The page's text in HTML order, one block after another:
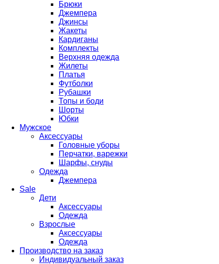
Брюки
Джемпера
Джинсы
Жакеты
Кардиганы
Комплекты
Верхняя одежда
Жилеты
Платья
Футболки
Рубашки
Топы и боди
Шорты
Юбки
Мужское
Аксессуары
Головные уборы
Перчатки, варежки
Шарфы, снуды
Одежда
Джемпера
Sale
Дети
Аксессуары
Одежда
Взрослые
Аксессуары
Одежда
Производство на заказ
Индивидуальный заказ